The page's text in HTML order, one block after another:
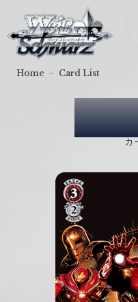
ァ
イ
カ
Home Card List